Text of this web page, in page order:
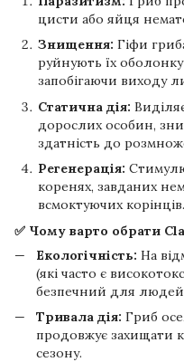
цисти або яйця
Знищення: Гіфи
руйнують їх оболонку
запобігаючи виходу
Статична дія:
дорослих особин,
здатність до
Регенерація:
коренях, завданих
всмоктуючих корінців.
✅ Чому варто обрати
Екологічність: На
(які часто є
безпечний для
Тривала дія: Гриб
продовжує захищати
сезону.